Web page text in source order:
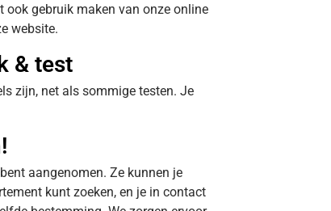
ook gebruik maken van onze online
website.
& test
zijn, net als sommige testen. Je
aangenomen. Ze kunnen je
kunt zoeken, en je in contact